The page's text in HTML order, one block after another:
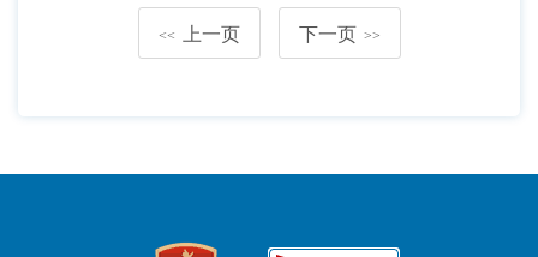
<< 上一页 下一页 >>